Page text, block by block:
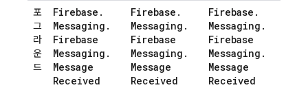
포
그
라
운
드
Firebase .
Messaging .
Firebase
Messaging .
Message
Received
Firebase .
Messaging .
Firebase
Messaging .
Message
Received
Firebase .
Messaging .
Firebase
Messaging .
Message
Received